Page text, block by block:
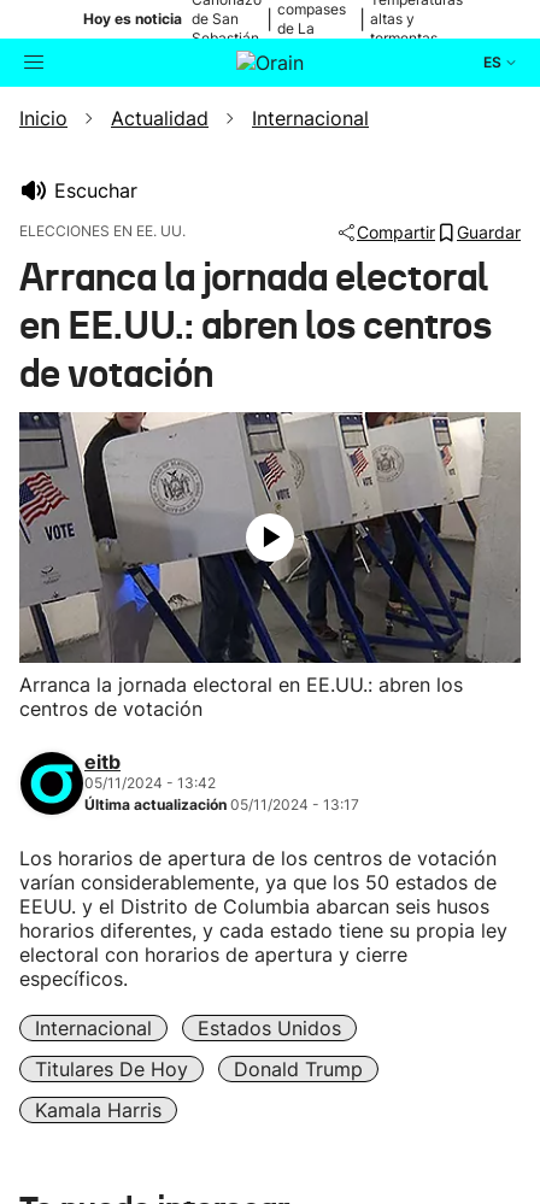
Hoy es noticia de San
Sebastián
compases
de La
altas y
tormentas
ES
Buscador Actualidad
Ikusmiran
Inicio Actualidad Internacional
Escuchar
ELECCIONES EN EE. UU. Compartir Guardar
Arranca la jornada electoral
en EE.UU.: abren los centros
de votación
Arranca la jornada electoral en EE.UU.: abren los
centros de votación
eitb
05/11/2024 - 13:42
Última actualización 05/11/2024 - 13:17
Los horarios de apertura de los centros de votación
varían considerablemente, ya que los 50 estados de
EEUU. y el Distrito de Columbia abarcan seis husos
horarios diferentes, y cada estado tiene su propia ley
electoral con horarios de apertura y cierre
específicos.
Internacional
Estados Unidos
Titulares De Hoy
Donald Trump
Kamala Harris